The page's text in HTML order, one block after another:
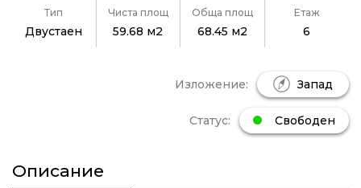
Тип
Двустаен
Чиста площ
59.68 м2
Обща площ
68.45 м2
Етаж
6
Изложение: Запад
Статус: Свободен
Описание